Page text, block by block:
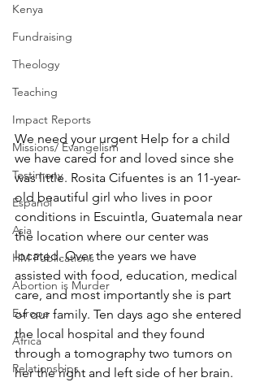
Kenya
Fundraising
Theology
Teaching
Impact Reports
Missions/ Evangelism
Testimony
Espanol
Asia
HM Publications
Abortion is Murder
Europe
Africa
Relationships
We need your urgent Help for a child
we have cared for and loved since she
was little. Rosita Cifuentes is an 11-year-
old beautiful girl who lives in poor
conditions in Escuintla, Guatemala near
the location where our center was
located. Over the years we have
assisted with food, education, medical
care, and most importantly she is part
of our family. Ten days ago she entered
the local hospital and they found
through a tomography two tumors on
her the right and left side of her brain.